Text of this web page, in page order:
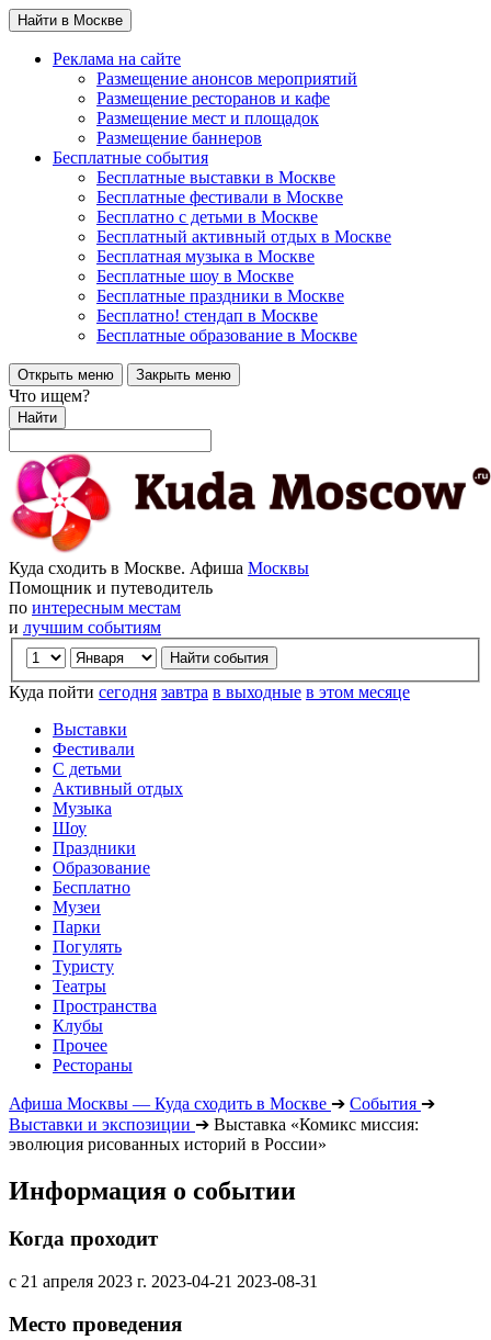
Найти в Москве
Реклама на сайте
Размещение анонсов мероприятий
Размещение ресторанов и кафе
Размещение мест и площадок
Размещение баннеров
Бесплатные события
Бесплатные выставки в Москве
Бесплатные фестивали в Москве
Бесплатно с детьми в Москве
Бесплатный активный отдых в Москве
Бесплатная музыка в Москве
Бесплатные шоу в Москве
Бесплатные праздники в Москве
Бесплатно! стендап в Москве
Бесплатные образование в Москве
Открыть меню Закрыть меню
Что ищем?
Найти
Куда сходить в Москве. Афиша Москвы
Помощник и путеводитель
по интересным местам
и лучшим событиям
Куда пойти сегодня завтра в выходные в этом месяце
Выставки
Фестивали
С детьми
Активный отдых
Музыка
Шоу
Праздники
Образование
Бесплатно
Музеи
Парки
Погулять
Туристу
Театры
Пространства
Клубы
Прочее
Рестораны
Афиша Москвы — Куда сходить в Москве ➔ События ➔
Выставки и экспозиции ➔ Выставка «Комикс миссия:
эволюция рисованных историй в России»
Информация о событии
Когда проходит
с 21 апреля 2023 г. 2023-04-21 2023-08-31
Место проведения